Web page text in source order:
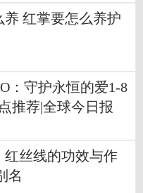
养 红掌要怎么养护
：守护永恒的爱1-8
推荐|全球今日报
红丝线的功效与作
名